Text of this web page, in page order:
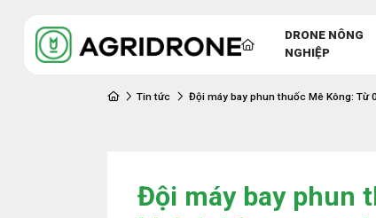
DRONE NÔNG
NGHIỆP
Tin tức Đội máy bay phun thuốc Mê Kông: Từ
Đội máy bay phun